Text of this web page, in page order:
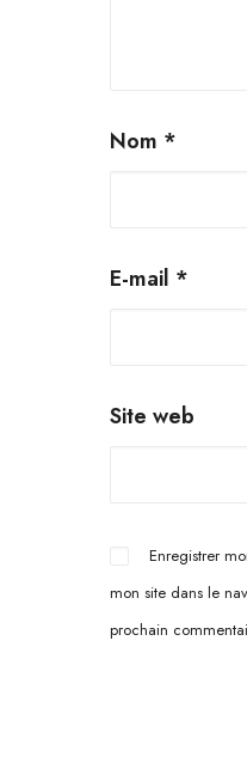
Nom *
E-mail *
Site web
Enregistrer
mon site dans le
prochain